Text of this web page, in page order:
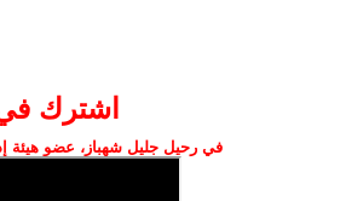
اشترك
في رحيل جليل شهباز، عضو هيئة